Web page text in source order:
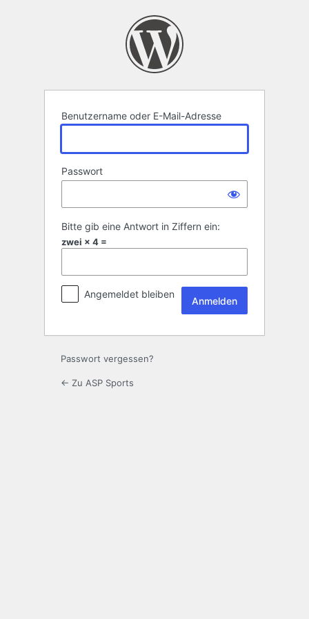
Benutzername oder E-Mail-Adresse
Passwort
Bitte gib eine Antwort in Ziffern ein:
zwei × 4 =
Angemeldet bleiben
Passwort vergessen?
← Zu ASP Sports